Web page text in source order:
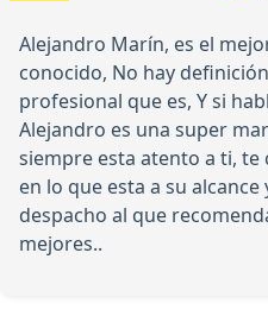
Alejandro Marín, es el
conocido, No hay
profesional que es, Y si
Alejandro es una super
siempre esta atento a ti, te
en lo que esta a su
despacho al que
mejores..